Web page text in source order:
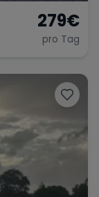
279€
pro Tag